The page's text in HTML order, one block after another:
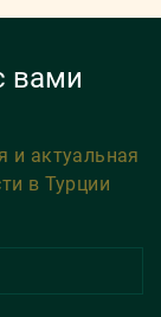
вами
и актуальная
в Турции